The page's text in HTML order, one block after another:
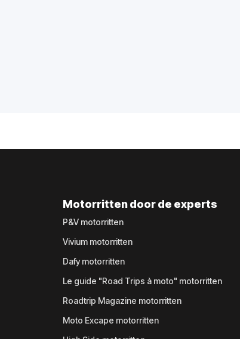
Motorritten door de experts
P&V motorritten
Vivium motorritten
Dafy motorritten
Le guide "Road Trips à moto" motorritten
Roadtrip Magazine motorritten
Moto Excape motorritten